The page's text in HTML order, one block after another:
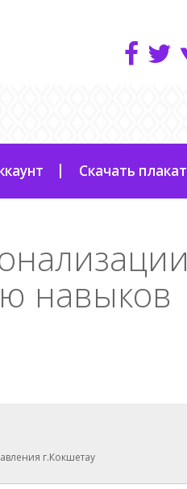
Скачать плакат
навыков
г.Кокшетау